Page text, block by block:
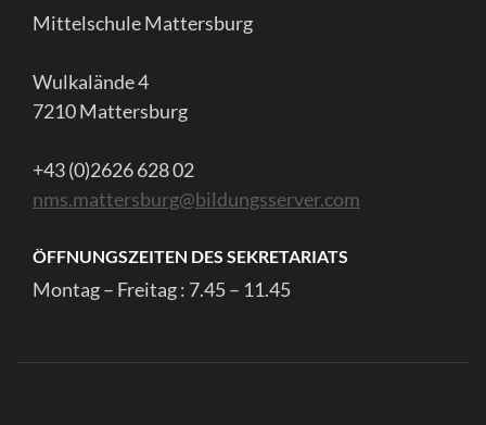
Mittelschule Mattersburg
Wulkalände 4
7210 Mattersburg
+43 (0)2626 628 02
nms.mattersburg@bildungsserver.com
ÖFFNUNGSZEITEN DES SEKRETARIATS
Montag – Freitag : 7.45 – 11.45